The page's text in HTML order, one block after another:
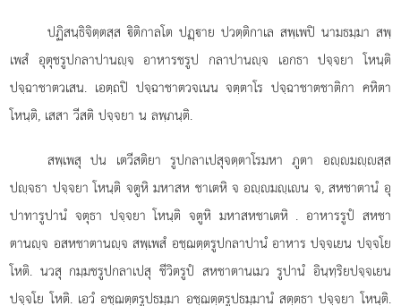
ปฏิสนฺธิจิตฺตสฺส ิติกาลโต ปฏฺาย ปวตฺติกาเล สพฺเพปิ นามธมฺมา สพฺ
เพสํ อุตุชรูปกลาปานฺจ อาหารชรูป กลาปานฺจ เอกธา ปจฺจยา โหนฺติ
ปจฺฉาชาตวเสน. เอตฺถปิ ปจฺฉาชาตวจเนน จตฺตาโร ปจฺฉาชาตชาติกา คหิตา
โหนฺติ, เสสา วีสติ ปจฺจยา น ลพฺภนฺติ.
สพฺเพสุ ปน เตวีสติยา รูปกลาเปสุจตฺตาโรมหา ภูตา อฺมฺสฺส
ปฺจธา ปจฺจยา โหนฺติ จตูหิ มหาสห ชาเตหิ จ อฺมฺเน จ, สหชาตานํ อุ
ปาทารูปานํ จตุธา ปจฺจยา โหนฺติ จตูหิ มหาสหชาเตหิ . อาหารรูปํ สหชา
ตานฺจ อสหชาตานฺจ สพฺเพสํ อชฺฌตฺตรูปกลาปานํ อาหาร ปจฺจเยน ปจฺจโย
โหติ. นวสุ กมฺมชรูปกลาเปสุ ชีวิตรูปํ สหชาตานเมว รูปานํ อินฺทฺริยปจฺจเยน
ปจฺจโย โหติ. เอวํ อชฺฌตฺตรูปธมฺมา อชฺฌตฺตรูปธมฺมานํ สตฺตธา ปจฺจยา โหนฺติ.